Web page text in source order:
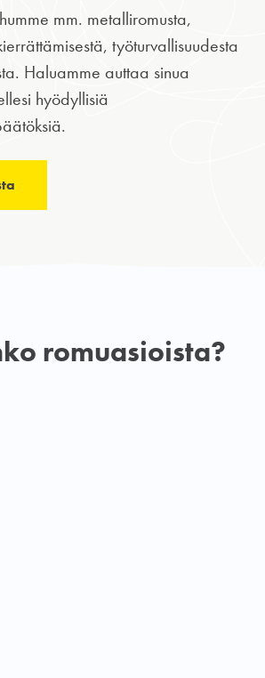
mm. metalliromusta,
työturvallisuudesta
Haluamme auttaa sinua
hyödyllisiä
romuasioista?